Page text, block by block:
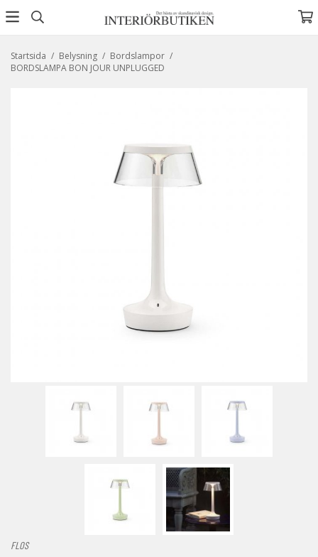
Startsida / Belysning / Bordslampor /
BORDSLAMPA BON JOUR UNPLUGGED
FLOS